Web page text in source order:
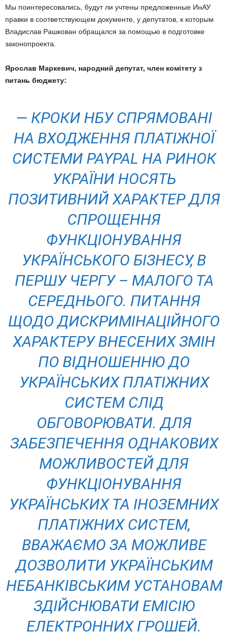
Мы поинтересовались, будут ли учтены предложенные ИнАУ
правки в соответствующем документе, у депутатов, к которым
Владислав Рашкован обращался за помощью в подготовке
законопроекта.
Ярослав Маркевич, народний депутат, член комітету з
питань бюджету:
— КРОКИ НБУ СПРЯМОВАНІ
НА ВХОДЖЕННЯ ПЛАТІЖНОЇ
СИСТЕМИ PAYPAL НА РИНОК
УКРАЇНИ НОСЯТЬ
ПОЗИТИВНИЙ ХАРАКТЕР ДЛЯ
СПРОЩЕННЯ
ФУНКЦІОНУВАННЯ
УКРАЇНСЬКОГО БІЗНЕСУ, В
ПЕРШУ ЧЕРГУ – МАЛОГО ТА
СЕРЕДНЬОГО. ПИТАННЯ
ЩОДО ДИСКРИМІНАЦІЙНОГО
ХАРАКТЕРУ ВНЕСЕНИХ ЗМІН
ПО ВІДНОШЕННЮ ДО
УКРАЇНСЬКИХ ПЛАТІЖНИХ
СИСТЕМ СЛІД
ОБГОВОРЮВАТИ. ДЛЯ
ЗАБЕЗПЕЧЕННЯ ОДНАКОВИХ
МОЖЛИВОСТЕЙ ДЛЯ
ФУНКЦІОНУВАННЯ
УКРАЇНСЬКИХ ТА ІНОЗЕМНИХ
ПЛАТІЖНИХ СИСТЕМ,
ВВАЖАЄМО ЗА МОЖЛИВЕ
ДОЗВОЛИТИ УКРАЇНСЬКИМ
НЕБАНКІВСЬКИМ УСТАНОВАМ
ЗДІЙСНЮВАТИ ЕМІСІЮ
ЕЛЕКТРОННИХ ГРОШЕЙ.